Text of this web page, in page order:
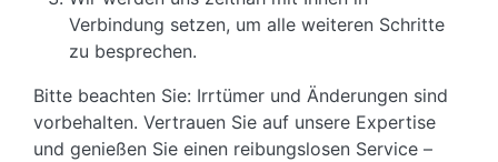
Verbindung setzen, um alle weiteren Schritte
zu besprechen.
Bitte beachten Sie: Irrtümer und Änderungen sind
vorbehalten. Vertrauen Sie auf unsere Expertise
und genießen Sie einen reibungslosen Service –